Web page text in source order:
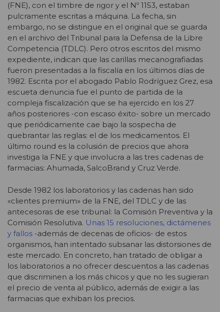
(FNE), con el timbre de rigor y el Nº 1153, estaban
pulcramente escritas a máquina. La fecha, sin
embargo, no se distingue en el original que se guarda
en el archivo del Tribunal para la Defensa de la Libre
Competencia (TDLC). Pero otros escritos del mismo
expediente, indican que las carillas mecanografiadas
fueron presentadas a la fiscalía en los últimos días de
1982. Escrita por el abogado Pablo Rodríguez Grez, esa
escueta denuncia fue el punto de partida de la
compleja fiscalización que se ha ejercido en los 27
años posteriores -con escaso éxito- sobre un mercado
que periódicamente cae bajo la sospecha de
quebrantar las reglas: el de los medicamentos. El
último round es la colusión de precios que ahora
investiga la FNE y que involucra a las tres cadenas de
farmacias: Ahumada, SalcoBrand y Cruz Verde.
Desde 1982 los laboratorios y las cadenas han sido
«clientes premium» de la FNE, del TDLC y de las
antecesoras de ese tribunal: la Comisión Preventiva y la
Comisión Resolutiva. Unas 15 resoluciones, dictámenes
y fallos -además de decenas de oficios- de estos
organismos, han intentado subsanar las distorsiones de
este mercado. En concreto, han tratado de obligar a
los laboratorios a no ofrecer descuentos a las cadenas
que discriminen a los más chicos y que no les sugieran
el precio de venta al público, además de exigir a las
farmacias que exhiban los precios.